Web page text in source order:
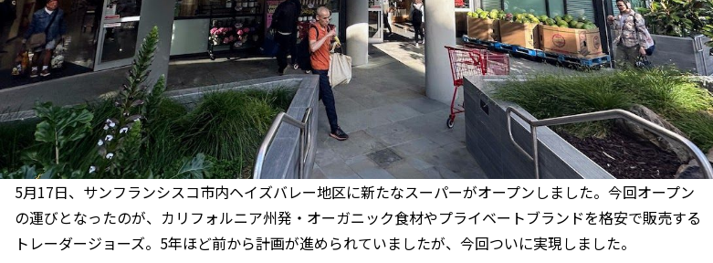
5月17日、サンフランシスコ市内ヘイズバレー地区に新たなスーパーがオープンしました。今回オープン
の運びとなったのが、カリフォルニア州発・オーガニック食材やプライベートブランドを格安で販売する
トレーダージョーズ。5年ほど前から計画が進められていましたが、今回ついに実現しました。